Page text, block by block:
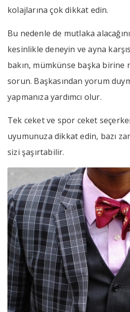
kolajlarına çok dikkat edin.
Bu nedenle de mutlaka
kesinlikle deneyin ve ayna
bakın, mümkünse başka birine
sorun. Başkasından yorum
yapmanıza yardımcı olur.
Tek ceket ve spor ceket
uyumunuza dikkat edin, bazı
sizi şaşırtabilir.